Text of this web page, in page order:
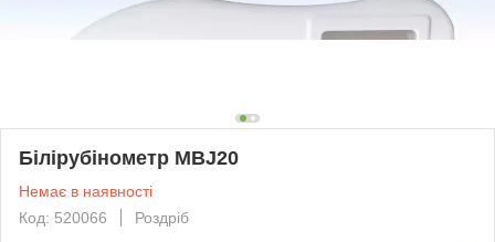
Білірубінометр MBJ20
Немає в наявності
Код: 520066
Роздріб